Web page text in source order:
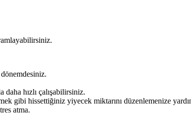
daha hızlı çalışabilirsiniz.
gibi hissettiğiniz yiyecek miktarını düzenlemenize
atma.